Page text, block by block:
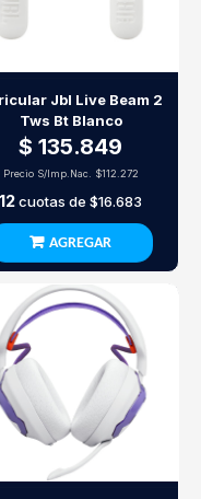
Jbl Live Beam 2
Tws Bt Blanco
$ 135.849
Precio S/Imp.Nac. $112.272
12cuotas de $16.683
AGREGAR